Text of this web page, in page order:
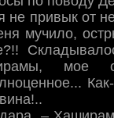
не привык от
мучило,
мое